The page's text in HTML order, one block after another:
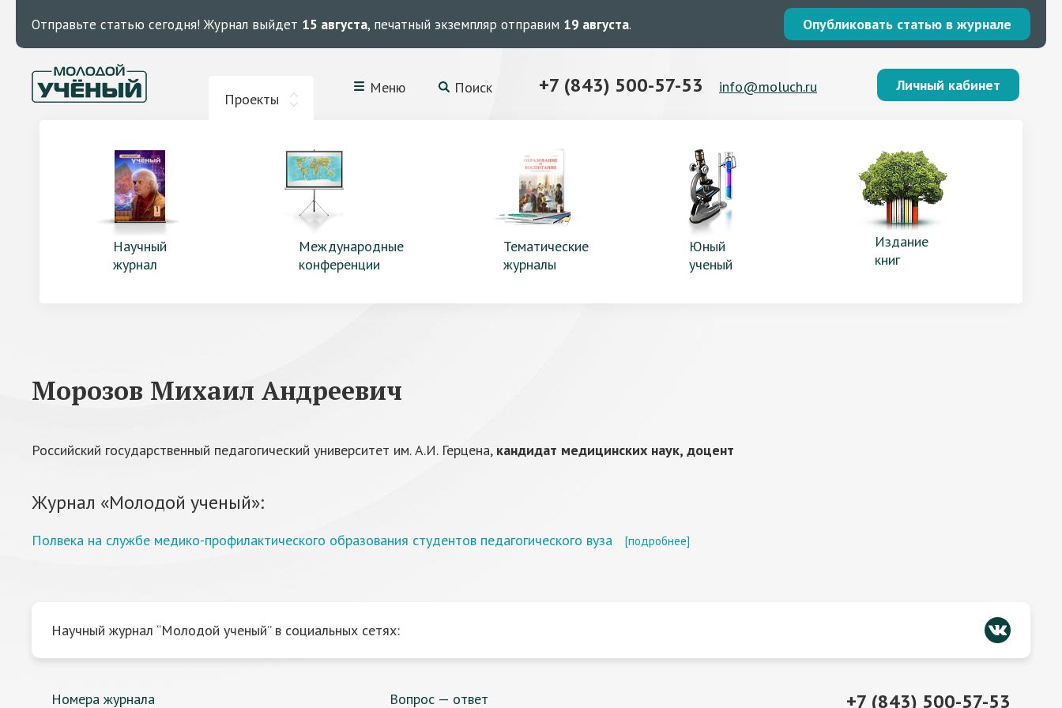
Отправьте статью сегодня! Журнал выйдет 15 августа, печатный экземпляр отправим 19 августа. Опубликовать статью в журнале
Проекты
Меню Поиск +7 (843) 500-57-53 info@moluch.ru Личный кабинет
Научный
журнал
Международные
конференции
Тематические
журналы
Юный
ученый
Издание
книг
Морозов Михаил Андреевич
Российский государственный педагогический университет им. А.И. Герцена, кандидат медицинских наук, доцент
Журнал «Молодой ученый»:
Полвека на службе медико-профилактического образования студентов педагогического вуза [подробнее]
Научный журнал “Молодой ученый” в социальных сетях:
Номера журнала Вопрос — ответ +7 (843) 500-57-53